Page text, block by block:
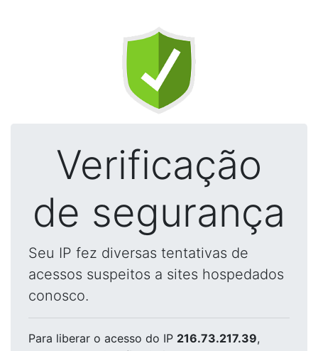
Verificação
de segurança
Seu IP fez diversas tentativas de
acessos suspeitos a sites hospedados
conosco.
Para liberar o acesso do IP 216.73.217.39,